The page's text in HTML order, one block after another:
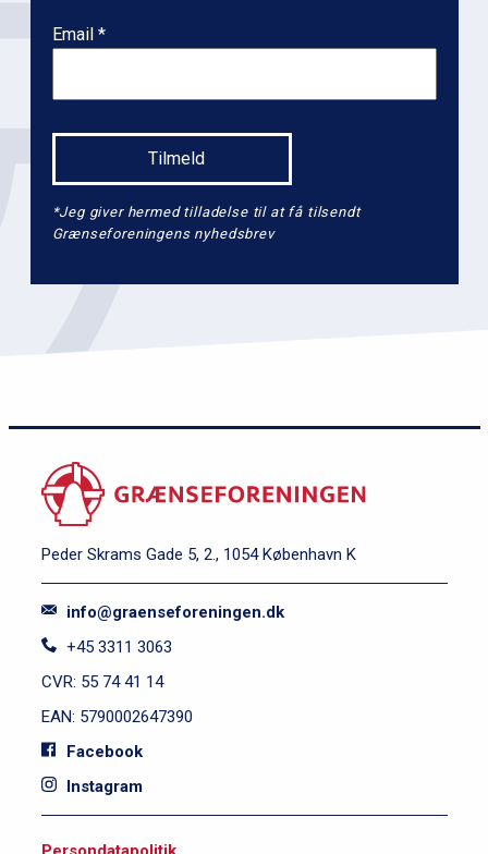
Email
*Jeg giver hermed tilladelse til at få tilsendt
Grænseforeningens nyhedsbrev
Peder Skrams Gade 5, 2., 1054 København K
info@graenseforeningen.dk
+45 3311 3063
CVR: 55 74 41 14
EAN: 5790002647390
Facebook
Instagram